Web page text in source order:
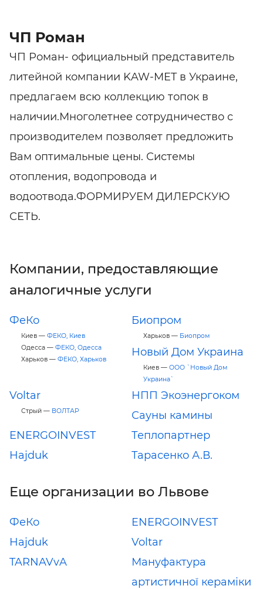
ЧП Роман
ЧП Роман- официальный представитель
литейной компании KAW-MET в Украине,
предлагаем всю коллекцию топок в
наличии.Многолетнее сотрудничество с
производителем позволяет предложить
Вам оптимальные цены. Системы
отопления, водопровода и
водоотвода.ФОРМИРУЕМ ДИЛЕРСКУЮ
СЕТЬ.
Компании, предоставляющие
аналогичные услуги
ФеКо
Киев — ФЕКО, Киев
Одесса — ФЕКО, Одесса
Харьков — ФЕКО, Харьков
Биопром
Харьков — Биопром
Новый Дом Украина
Киев — ООО `Новый Дом
Украина`
Voltar
Стрый — ВОЛТАР
НПП Экоэнергоком
Сауны камины
ENERGOINVEST
Теплопартнер
Hajduk
Тарасенко А.В.
Еще организации во Львове
ФеКо
ENERGOINVEST
Hajduk
Voltar
TARNAVvA
Мануфактура
артистичної кераміки